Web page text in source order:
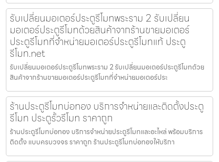
รับเปลี่ยนมอเตอร์ประตูรีโมทพระราม 2 รับเปลี่ยน
มอเตอร์ประตูรีโมทด้วยสินค้าจากร้านขายมอเตอร์
ประตูรีโมทที่จำหน่ายมอเตอร์ประตูรีโมทแท้ ประตู
รีโมท.net
รับเปลี่ยนมอเตอร์ประตูรีโมทพระราม 2 รับเปลี่ยนมอเตอร์ประตูรีโมทด้วย
สินค้าจากร้านขายมอเตอร์ประตูรีโมทที่จำหน่ายมอเตอร์ประ
ร้านประตูรีโมทบ่อทอง บริการจำหน่ายและติดตั้งประตู
รีโมท ประตูรั้วรีโมท ราคาถูก
ร้านประตูรีโมทบ่อทอง บริการจำหน่ายประตูรีโมทและอะไหล่ พร้อมบริการ
ติดตั้ง แบบครบวงจร ราคาถูก ร้านประตูรีโมทบ่อทองให้บริกา